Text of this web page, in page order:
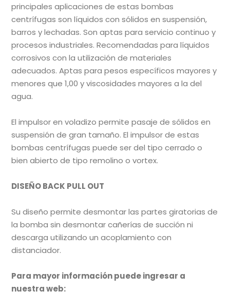
principales aplicaciones de estas bombas
centrífugas son líquidos con sólidos en suspensión,
barros y lechadas. Son aptas para servicio continuo y
procesos industriales. Recomendadas para líquidos
corrosivos con la utilización de materiales
adecuados. Aptas para pesos específicos mayores y
menores que 1,00 y viscosidades mayores a la del
agua.
El impulsor en voladizo permite pasaje de sólidos en
suspensión de gran tamaño. El impulsor de estas
bombas centrífugas puede ser del tipo cerrado o
bien abierto de tipo remolino o vortex.
DISEÑO BACK PULL OUT
Su diseño permite desmontar las partes giratorias de
la bomba sin desmontar cañerías de succión ni
descarga utilizando un acoplamiento con
distanciador.
Para mayor información puede ingresar a
nuestra web: